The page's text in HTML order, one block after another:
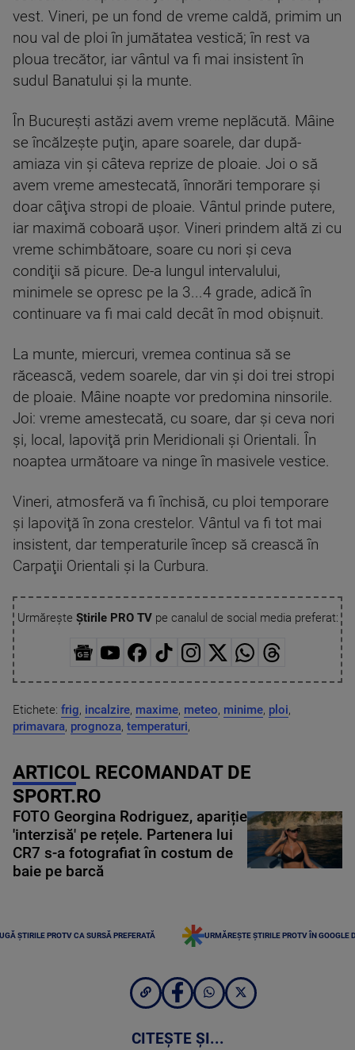
vest. Vineri, pe un fond de vreme caldă, primim un
nou val de ploi în jumătatea vestică; în rest va
ploua trecător, iar vântul va fi mai insistent în
sudul Banatului şi la munte.
În Bucureşti astăzi avem vreme neplăcută. Mâine
se încălzeşte puţin, apare soarele, dar după-
amiaza vin şi câteva reprize de ploaie. Joi o să
avem vreme amestecată, înnorări temporare şi
doar câţiva stropi de ploaie. Vântul prinde putere,
iar maximă coboară uşor. Vineri prindem altă zi cu
vreme schimbătoare, soare cu nori şi ceva
condiţii să picure. De-a lungul intervalului,
minimele se opresc pe la 3...4 grade, adică în
continuare va fi mai cald decât în mod obişnuit.
La munte, miercuri, vremea continua să se
răcească, vedem soarele, dar vin şi doi trei stropi
de ploaie. Mâine noapte vor predomina ninsorile.
Joi: vreme amestecată, cu soare, dar şi ceva nori
şi, local, lapoviţă prin Meridionali şi Orientali. În
noaptea următoare va ninge în masivele vestice.
Vineri, atmosferă va fi închisă, cu ploi temporare
şi lapoviţă în zona crestelor. Vântul va fi tot mai
insistent, dar temperaturile încep să crească în
Carpaţii Orientali şi la Curbura.
Urmărește Știrile PRO TVpe canalul de social media preferat:
Etichete: frig, incalzire, maxime, meteo, minime, ploi,
primavara, prognoza, temperaturi,
ARTICOL RECOMANDAT DE
SPORT.RO
FOTO Georgina Rodriguez, apariție
'interzisă' pe rețele. Partenera lui
CR7 s-a fotografiat în costum de
baie pe barcă
ȘTIRILE PROTV CA SURSĂ PREFERATĂ URMĂREȘTE ȘTIRILE PROTV ÎN GOOGLE
CITEȘTE ȘI...